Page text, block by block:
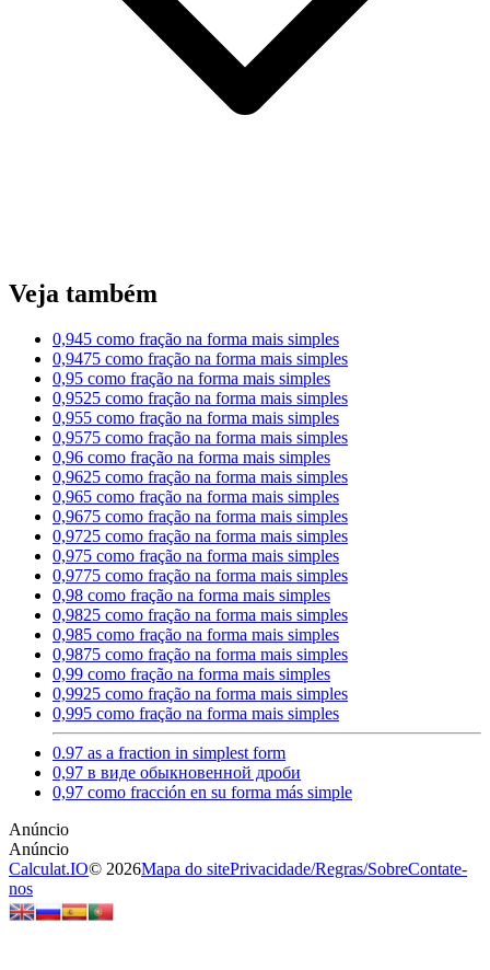
Veja também
0,945 como fração na forma mais simples
0,9475 como fração na forma mais simples
0,95 como fração na forma mais simples
0,9525 como fração na forma mais simples
0,955 como fração na forma mais simples
0,9575 como fração na forma mais simples
0,96 como fração na forma mais simples
0,9625 como fração na forma mais simples
0,965 como fração na forma mais simples
0,9675 como fração na forma mais simples
0,9725 como fração na forma mais simples
0,975 como fração na forma mais simples
0,9775 como fração na forma mais simples
0,98 como fração na forma mais simples
0,9825 como fração na forma mais simples
0,985 como fração na forma mais simples
0,9875 como fração na forma mais simples
0,99 como fração na forma mais simples
0,9925 como fração na forma mais simples
0,995 como fração na forma mais simples
0.97 as a fraction in simplest form
0,97 в виде обыкновенной дроби
0,97 como fracción en su forma más simple
Calculat.IO© 2026Mapa do sitePrivacidade/Regras/SobreContate-
nos